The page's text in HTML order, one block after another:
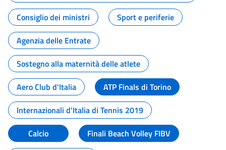
Consiglio dei ministri
Sport e periferie
Agenzia delle Entrate
Sostegno alla maternità delle atlete
Aero Club d'Italia
ATP Finals di Torino
Internazionali d'Italia di Tennis 2019
Calcio
Finali Beach Volley FIBV